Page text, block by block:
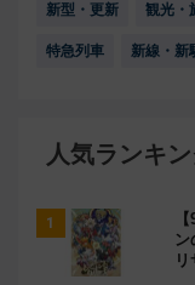
新型・更新 観光・
特急列車 新線・新
人気ランキ